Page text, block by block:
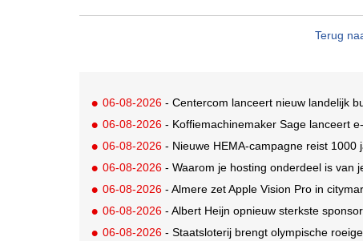
Terug
06-08-2026 - Centercom lanceert nieuw landelijk
06-08-2026 - Koffiemachinemaker Sage lanceert
06-08-2026 - Nieuwe HEMA-campagne reist
06-08-2026 - Waarom je hosting onderdeel is van
06-08-2026 - Almere zet Apple Vision Pro in
06-08-2026 - Albert Heijn opnieuw sterkste
06-08-2026 - Staatsloterij brengt olympische